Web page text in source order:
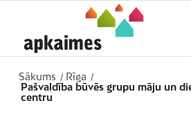
Sākums / Rīga /
Pašvaldība būvēs grupu māju un
centru